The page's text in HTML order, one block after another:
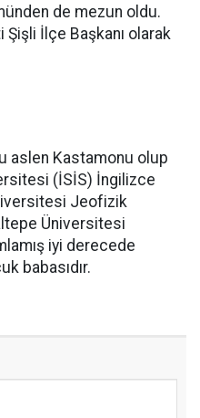
de mezun oldu.
Şişli İlçe Başkanı olarak
aslen Kastamonu olup
(İSİS) İngilizce
Jeofizik
Üniversitesi
iyi derecede
babasıdır.